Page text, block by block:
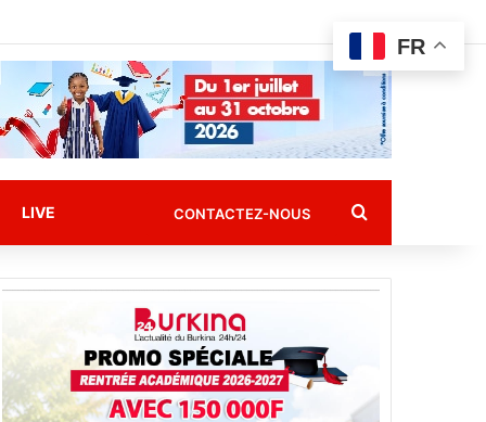
LIVE CONTACTEZ-NOUS Rechercher
FR